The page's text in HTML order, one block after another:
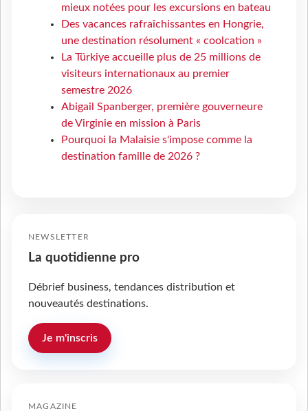
mieux notées pour les excursions en bateau
Des vacances rafraîchissantes en Hongrie,
une destination résolument « coolcation »
La Türkiye accueille plus de 25 millions de
visiteurs internationaux au premier
semestre 2026
Abigail Spanberger, première gouverneure
de Virginie en mission à Paris
Pourquoi la Malaisie s'impose comme la
destination famille de 2026 ?
NEWSLETTER
La quotidienne pro
Débrief business, tendances distribution et
nouveautés destinations.
Je m'inscris
MAGAZINE